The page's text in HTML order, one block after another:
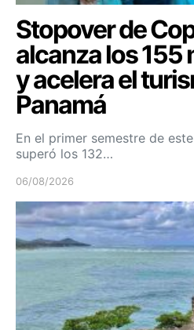
Stopover de
alcanza los 155
y acelera el
Panamá
En el primer semestre de
superó los 132…
06/08/2026